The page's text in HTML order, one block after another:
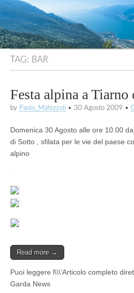
TAG: BAR
Festa alpina a Tiarno
by Paolo_Mafezzoli • 30 Agosto 2009 •
Domenica 30 Agosto alle ore 10.00
di Sotto , sfilata per le vie del paese
alpino
Read more →
Puoi leggere l\\\’Articolo completo
Garda News